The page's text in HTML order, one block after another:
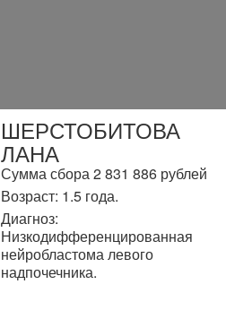
ШЕРСТОБИТОВА
ЛАНА
Сумма сбора 2 831 886 рублей
Возраст: 1.5 года.
Диагноз:
Низкодифференцированная
нейробластома левого
надпочечника.